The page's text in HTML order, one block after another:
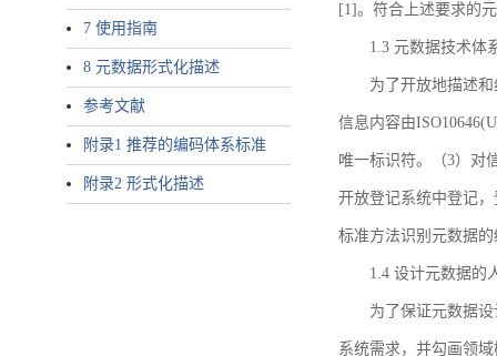
7 使用指南
8 元数据形式化描述
参考文献
附录1 推荐的编码体系标准
附录2 形式化描述
[1]。符合上述要求的
1.3 元数据技术体
为了开放地描述
信息内容由
唯一标识符。（3）对
开放登记系统中登记
标准方法识别元数据
1.4 设计元数据的
为了保证元数据
系统需求，并勾画领